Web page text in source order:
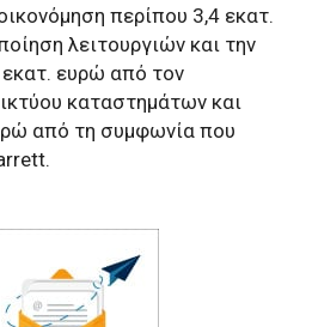
περίπου 3,4 εκατ.
λειτουργιών και την
ευρώ από τον
καταστημάτων και
από τη συμφωνία που